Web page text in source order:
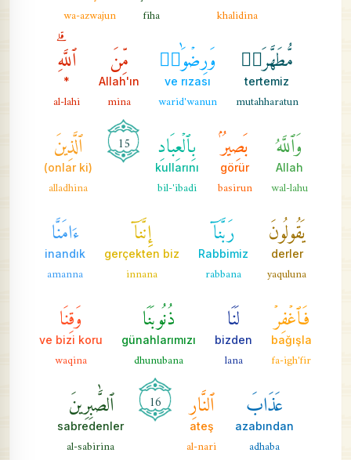
khalidina
fiha
wa-azwajun
مُّطَهَّرَةٞ
tertemiz
mutahharatun
وَرِضۡوَٰنٞ
ve rızası
warid'wanun
مِّنَ
Allah'ın
mina
ٱللَّهِۗ
*
al-lahi
وَٱللَّهُ
Allah
wal-lahu
بَصِيرُۢ
görür
basirun
بِٱلۡعِبَادِ
kullarını
bil-'ibadi
15 ٱلَّذِينَ
(onlar ki)
alladhina
يَقُولُونَ
derler
yaquluna
رَبَّنَآ
Rabbimiz
rabbana
إِنَّنَآ
gerçekten biz
innana
ءَامَنَّا
inandık
amanna
فَٱغۡفِرۡ
bağışla
fa-igh'fir
لَنَا
bizden
lana
ذُنُوبَنَا
günahlarımızı
dhunubana
وَقِنَا
ve bizi koru
waqina
عَذَابَ
azabından
adhaba
ٱلنَّارِ
ateş
al-nari
16 ٱلصَّٰبِرِينَ
sabredenler
al-sabirina